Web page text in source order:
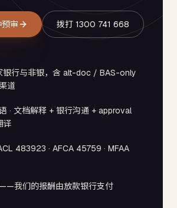
审 拨打 1300 741 668
银行与非银，含 alt-doc / BAS-only
道
· 文档解释 + 银行沟通 + approval
译
483923 · AFCA 45759 · MFAA
我们的报酬由放款银行支付